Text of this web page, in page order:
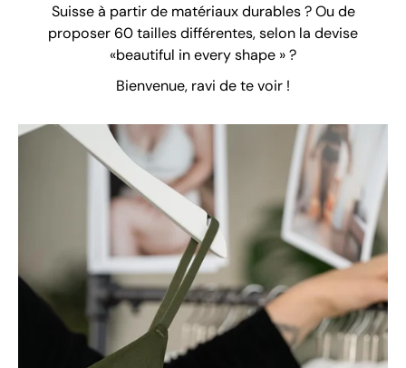
Suisse à partir de matériaux durables ? Ou de
proposer 60 tailles différentes, selon la devise
«beautiful in every shape » ?
Bienvenue, ravi de te voir !